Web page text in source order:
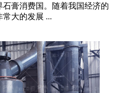
膏消费国。随着我国经济的
大的发展 ...